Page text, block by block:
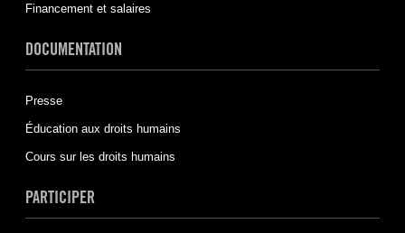
Financement et salaires
DOCUMENTATION
Presse
Éducation aux droits humains
Cours sur les droits humains
PARTICIPER